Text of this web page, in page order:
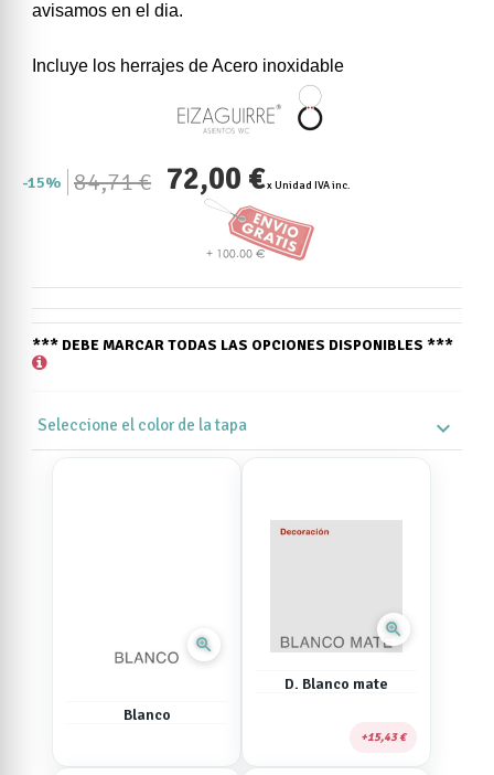
avisamos en el dia.
Incluye los herrajes de Acero inoxidable
15% 84,71 € 72,00 €x Unidad IVA inc.
*** DEBE MARCAR TODAS LAS OPCIONES DISPONIBLES ***
Seleccione el color de la tapa expand_more
zoom_in
Blanco
zoom_in
D. Blanco mate
15,43 €